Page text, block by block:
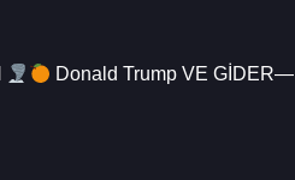
Donald Trump VE GİDER—